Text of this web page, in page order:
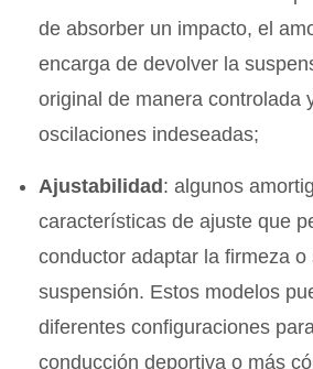
de absorber un impacto, el
encarga de devolver la
original de manera controlada
oscilaciones indeseadas;
Ajustabilidad: algunos
características de ajuste que
conductor adaptar la firmeza o
suspensión. Estos modelos
diferentes configuraciones
conducción deportiva o más